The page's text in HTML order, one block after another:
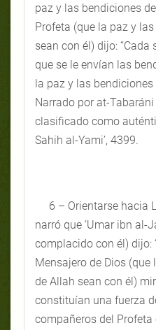
paz y las bendiciones
Profeta (que la paz y
sean con él) dijo:
que se le envían las
la paz y las bendiciones
Narrado por at-
clasificado como
Sahih al-Yami’, 4399.
6 – Orientarse hacia
narró que ‘Umar ibn al-
complacido con él) dijo:
Mensajero de Dios
de Allah sean con él)
constituían una fuerza
compañeros del